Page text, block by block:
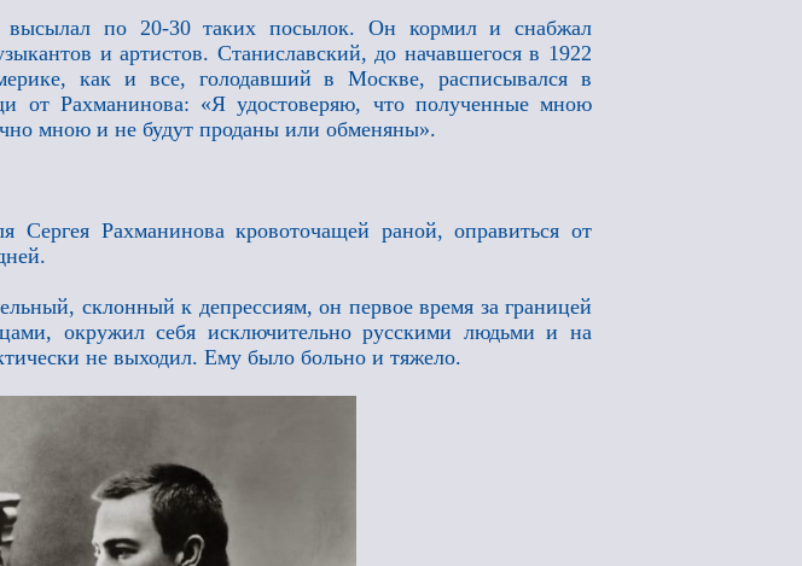
высылал по 20-30 таких посылок. Он кормил и снабжал
и артистов. Станиславский, до начавшегося в 1922
как и все, голодавший в Москве, расписывался в
от Рахманинова: «Я удостоверяю, что полученные мною
мною и не будут проданы или обменяны».
Сергея Рахманинова кровоточащей раной, оправиться от
склонный к депрессиям, он первое время за границей
окружил себя исключительно русскими людьми и на
не выходил. Ему было больно и тяжело.